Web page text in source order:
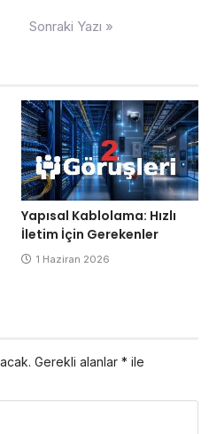
Sonraki Yazı »
Yapısal Kablolama: Hızlı
İletim İçin Gerekenler
1 Haziran 2026
Gerekli alanlar * ile